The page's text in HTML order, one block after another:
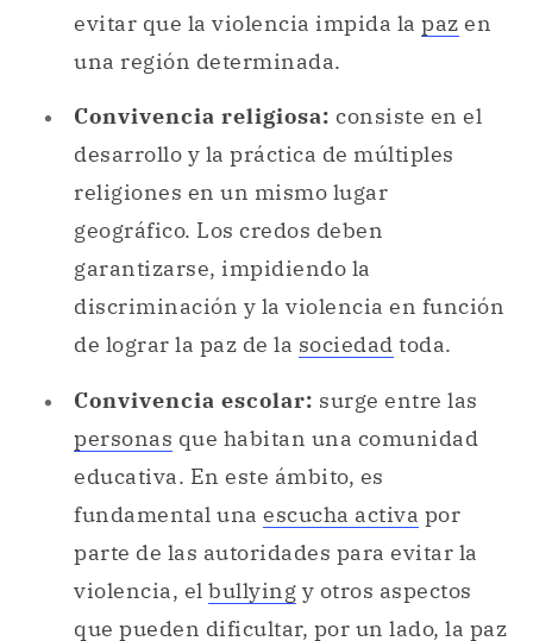
evitar que la violencia impida la paz en
una región determinada.
Convivencia religiosa: consiste en el
desarrollo y la práctica de múltiples
religiones en un mismo lugar
geográfico. Los credos deben
garantizarse, impidiendo la
discriminación y la violencia en función
de lograr la paz de la sociedad toda.
Convivencia escolar: surge entre las
personas que habitan una comunidad
educativa. En este ámbito, es
fundamental una escucha activa por
parte de las autoridades para evitar la
violencia, el bullying y otros aspectos
que pueden dificultar, por un lado, la paz